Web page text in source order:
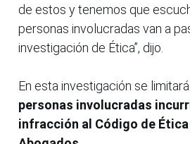
de estos y tenemos que
personas involucradas van a
investigación de Ética”, dijo.
En esta investigación se limitará
personas involucradas
infracción al Código de